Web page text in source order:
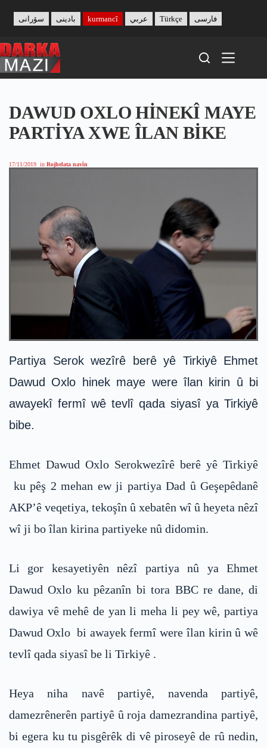
content
بادینی سۆرانی kurmancî عربي Türkçe فارسی
DAWUD OXLO HİNEKÎ MAYE
PARTİYA XWE ÎLAN BİKE
17/11/2019 in Rojhelata navîn
Partiya Serok wezîrê berê yê Tirkiyê Ehmet
Dawud Oxlo hinek maye were îlan kirin û bi
awayekî fermî wê tevlî qada siyasî ya Tirkiyê
bibe.
Ehmet Dawud Oxlo Serokwezîrê berê yê Tirkiyê
ku pêş 2 mehan ew ji partiya Dad û Geşepêdanê
AKP’ê veqetiya, tekoşîn û xebatên wî û heyeta nêzî
wî ji bo îlan kirina partiyeke nû didomin.
Li gor kesayetiyên nêzî partiya nû ya Ehmet
Dawud Oxlo ku pêzanîn bi tora BBC re dane, di
dawiya vê mehê de yan li meha li pey wê, partiya
Dawud Oxlo bi awayek fermî were îlan kirin û wê
tevlî qada siyasî be li Tirkiyê .
Heya niha navê partiyê, navenda partiyê,
damezrênerên partiyê û roja damezrandina partiyê,
bi egera ku tu pisgêrêk di vê piroseyê de rû nedin,